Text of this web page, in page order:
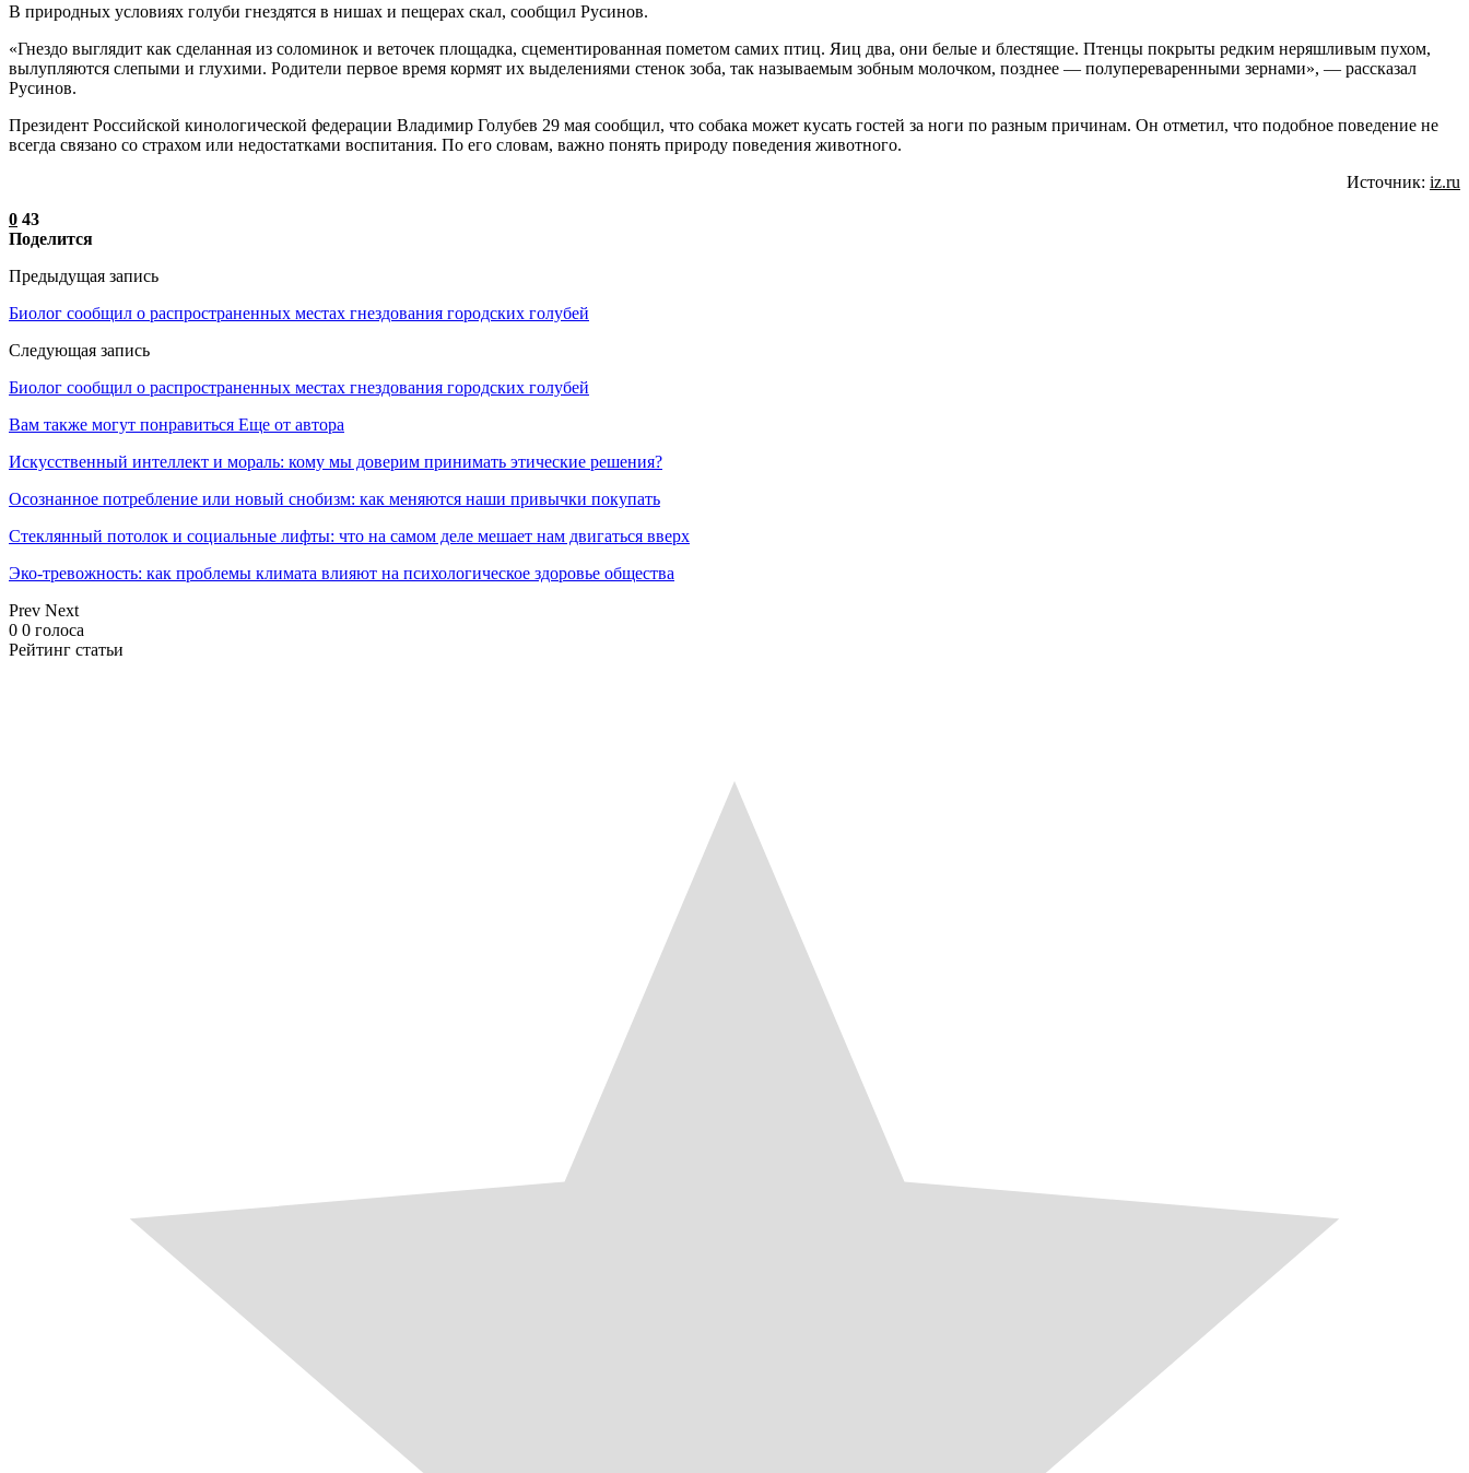
В природных условиях голуби гнездятся в нишах и пещерах скал, сообщил Русинов.
«Гнездо выглядит как сделанная из соломинок и веточек площадка, сцементированная пометом самих птиц. Яиц два, они белые и блестящие. Птенцы покрыты редким неряшливым пухом,
вылупляются слепыми и глухими. Родители первое время кормят их выделениями стенок зоба, так называемым зобным молочком, позднее — полупереваренными зернами», — рассказал
Русинов.
Президент Российской кинологической федерации Владимир Голубев 29 мая сообщил, что собака может кусать гостей за ноги по разным причинам. Он отметил, что подобное поведение не
всегда связано со страхом или недостатками воспитания. По его словам, важно понять природу поведения животного.
Источник: iz.ru
0 43
Поделится
Предыдущая запись
Биолог сообщил о распространенных местах гнездования городских голубей
Следующая запись
Биолог сообщил о распространенных местах гнездования городских голубей
Вам также могут понравиться Еще от автора
Искусственный интеллект и мораль: кому мы доверим принимать этические решения?
Осознанное потребление или новый снобизм: как меняются наши привычки покупать
Стеклянный потолок и социальные лифты: что на самом деле мешает нам двигаться вверх
Эко-тревожность: как проблемы климата влияют на психологическое здоровье общества
Prev Next
0 0 голоса
Рейтинг статьи